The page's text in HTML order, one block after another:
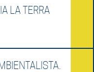
LA TERRA